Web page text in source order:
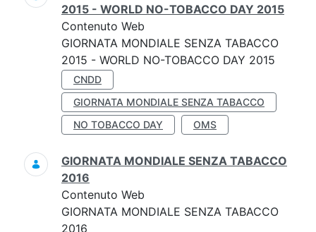
2015 - WORLD NO-TOBACCO DAY 2015
Contenuto Web
GIORNATA MONDIALE SENZA TABACCO
2015 - WORLD NO-TOBACCO DAY 2015
CNDD
GIORNATA MONDIALE SENZA TABACCO
NO TOBACCO DAY
OMS
GIORNATA MONDIALE SENZA TABACCO
2016
Contenuto Web
GIORNATA MONDIALE SENZA TABACCO
2016